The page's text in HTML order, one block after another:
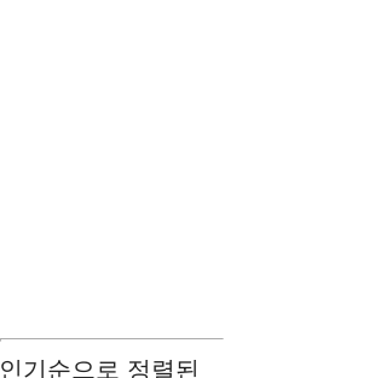
인기순으로 정렬된